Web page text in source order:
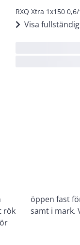
RXQ Xtra 1x150 0,6/
Visa
rök
samt i mark.